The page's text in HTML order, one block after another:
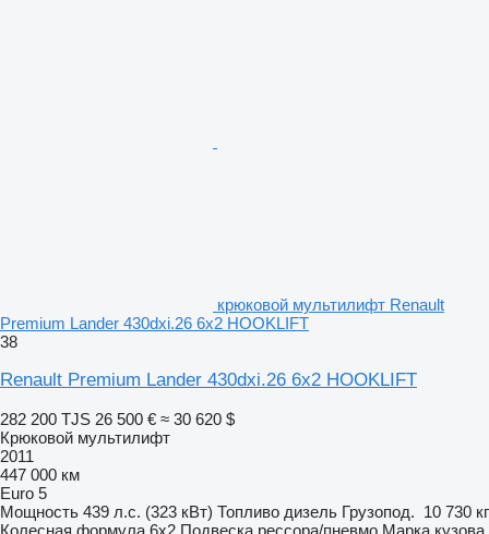
крюковой мультилифт Renault
Premium Lander 430dxi.26 6x2 HOOKLIFT
38
Renault Premium Lander 430dxi.26 6x2 HOOKLIFT
282 200 TJS 26 500 € ≈ 30 620 $
Крюковой мультилифт
2011
447 000 км
Euro 5
Мощность 439 л.с. (323 кВт) Топливо дизель Грузопод. 10 730 кг
Колесная формула 6x2 Подвеска рессора/пневмо Марка кузова